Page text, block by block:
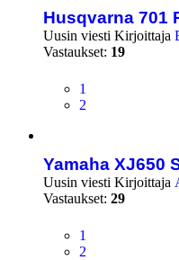
Husqvarna 701
Uusin viesti Kirjoittaja
Vastaukset: 19
1
2
Yamaha XJ650
Uusin viesti Kirjoittaja
Vastaukset: 29
1
2